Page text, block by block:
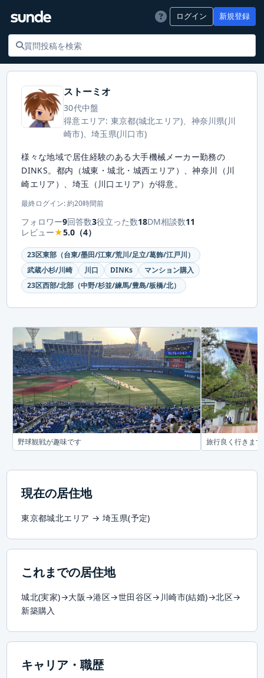
ログイン 新規登録
ストーミオ
30代中盤
得意エリア: 東京都(城北エリア)、神奈川県(川
崎市)、埼玉県(川口市)
様々な地域で居住経験のある大手機械メーカー勤務の
DINKS。都内（城東・城北・城西エリア）、神奈川（川
崎エリア）、埼玉（川口エリア）が得意。
最終ログイン: 約20時間前
フォロワー9回答数3役立った数18DM相談数11
レビュー★5.0（4）
23区東部（台東/墨田/江東/荒川/足立/葛飾/江戸川）
武蔵小杉/川崎
川口 DINKs
マンション購入
23区西部/北部（中野/杉並/練馬/豊島/板橋/北）
野球観戦が趣味です 旅行良く行きます
現在の居住地
東京都城北エリア → 埼玉県(予定)
これまでの居住地
城北(実家)→大阪→港区→世田谷区→川崎市(結婚)→北区→
新築購入
キャリア・職歴